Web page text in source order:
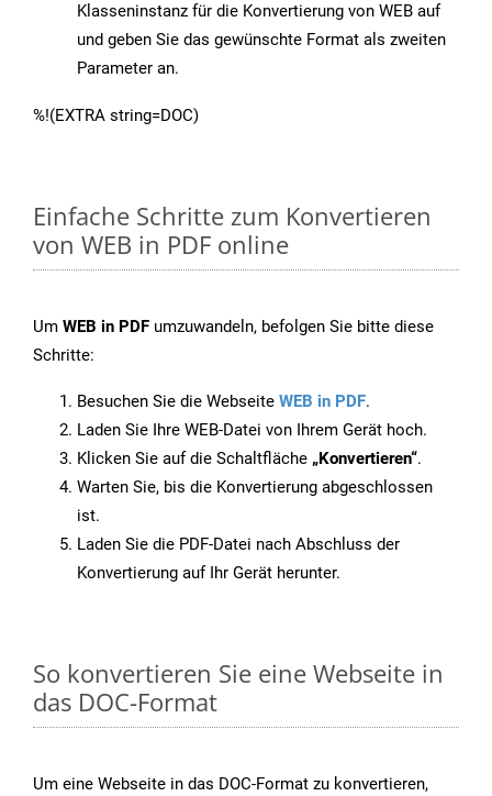
Klasseninstanz für die Konvertierung von WEB auf
und geben Sie das gewünschte Format als zweiten
Parameter an.
%!(EXTRA string=DOC)
Einfache Schritte zum Konvertieren
von WEB in PDF online
Um WEB in PDF umzuwandeln, befolgen Sie bitte diese
Schritte:
Besuchen Sie die Webseite WEB in PDF.
Laden Sie Ihre WEB-Datei von Ihrem Gerät hoch.
Klicken Sie auf die Schaltfläche „Konvertieren“.
Warten Sie, bis die Konvertierung abgeschlossen
ist.
Laden Sie die PDF-Datei nach Abschluss der
Konvertierung auf Ihr Gerät herunter.
So konvertieren Sie eine Webseite in
das DOC-Format
Um eine Webseite in das DOC-Format zu konvertieren,